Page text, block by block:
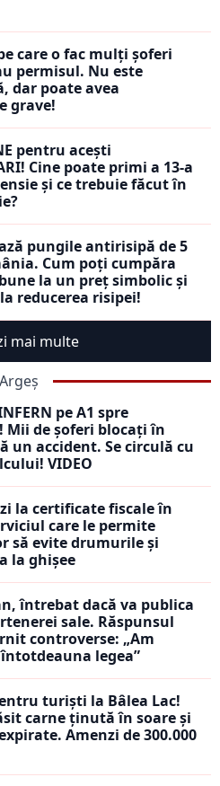
care o fac mulți șoferi
permisul. Nu este
dar poate avea
grave!
pentru acești
Cine poate primi a 13-a
și ce trebuie făcut în
pungile antirisipă de 5
Cum poți cumpăra
la un preț simbolic și
reducerea risipei!
mai multe
Argeș
pe A1 spre
Mii de șoferi blocați în
un accident. Se circulă cu
VIDEO
la certificate fiscale în
care le permite
să evite drumurile și
la ghișee
întrebat dacă va publica
sale. Răspunsul
controverse: „Am
legea”
turiști la Bâlea Lac!
carne ținută în soare și
Amenzi de 300.000